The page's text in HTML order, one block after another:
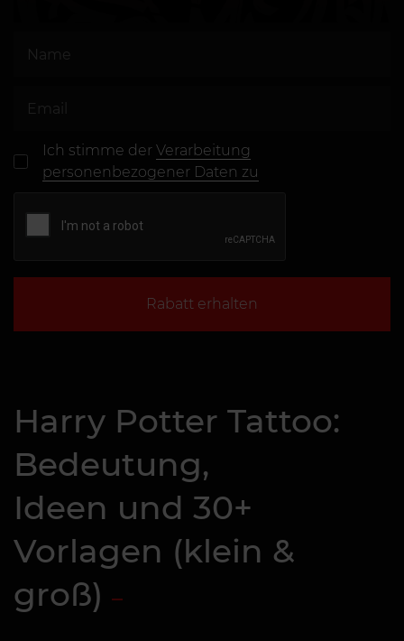
Ich stimme derVerarbeitung
personenbezogener Daten zu
Rabatt erhalten
Harry Potter Tattoo:
Bedeutung,
Ideen und 30+
Vorlagen (klein &
groß)